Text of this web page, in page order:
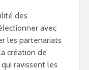
des
avec
les partenariats
création de
ravissent les